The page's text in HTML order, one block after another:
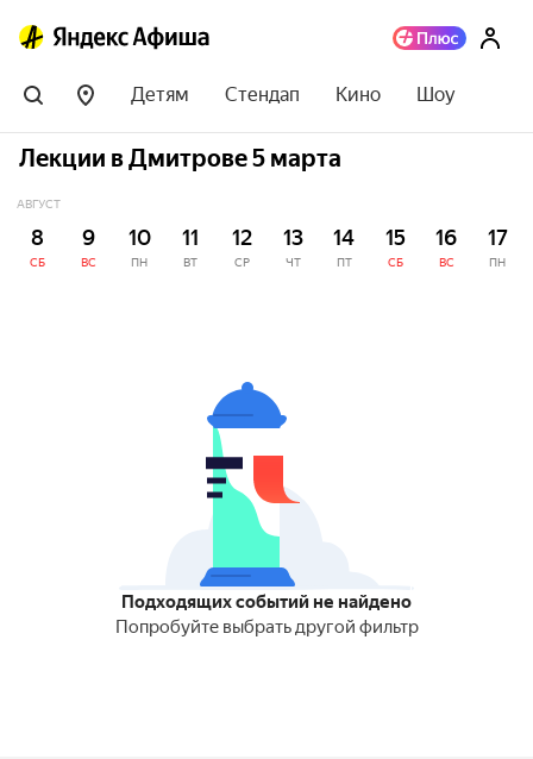
Детям Стендап Кино Шоу
Лекции в Дмитрове 5 марта
АВГУСТ
8
СБ
9
ВС
10
ПН
11
ВТ
12
СР
13
ЧТ
14
ПТ
15
СБ
16
ВС
17
ПН
Подходящих событий не найдено
Попробуйте выбрать другой фильтр